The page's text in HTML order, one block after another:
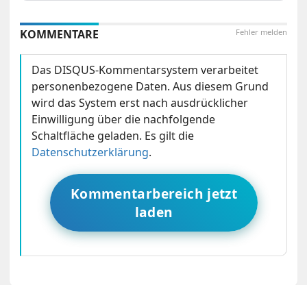
Fehler melden
KOMMENTARE
Das DISQUS-Kommentarsystem verarbeitet
personenbezogene Daten. Aus diesem Grund
wird das System erst nach ausdrücklicher
Einwilligung über die nachfolgende
Schaltfläche geladen. Es gilt die
Datenschutzerklärung.
Kommentarbereich jetzt
laden